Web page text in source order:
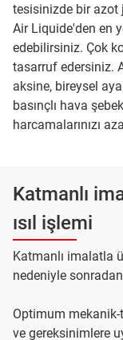
tesisinizde bir azot
Air Liquide'den en
edebilirsiniz. Çok
tasarruf edersiniz.
aksine, bireysel
basınçlı hava
harcamalarınızı
Katmanlı
ısıl işlemi
Katmanlı imalatla
nedeniyle sonradan
Optimum
ve gereksinimlere